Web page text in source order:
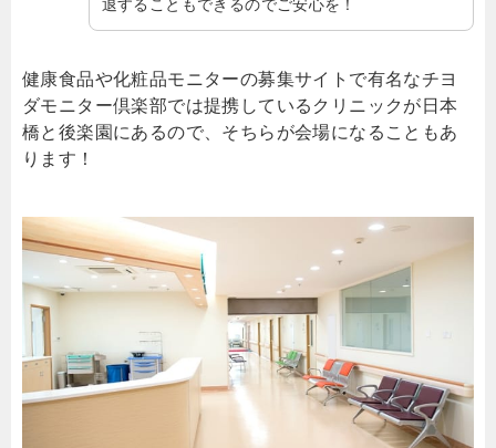
退することもできるのでご安心を！
健康食品や化粧品モニターの募集サイトで有名なチヨ
ダモニター倶楽部では提携しているクリニックが日本
橋と後楽園にあるので、そちらが会場になることもあ
ります！